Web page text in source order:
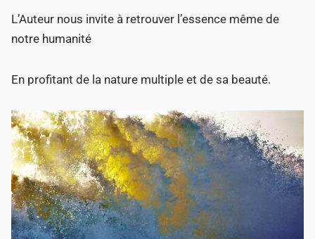
L’Auteur nous invite à retrouver l’essence même de
notre humanité
En profitant de la nature multiple et de sa beauté.